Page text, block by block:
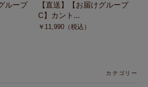
ループ
【直送】【お届けグループ
C】カント...
￥ 11,990 （税込）
カテゴリー